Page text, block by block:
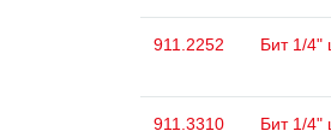
911.2252
Бит 1/4"
911.3310
Бит 1/4"